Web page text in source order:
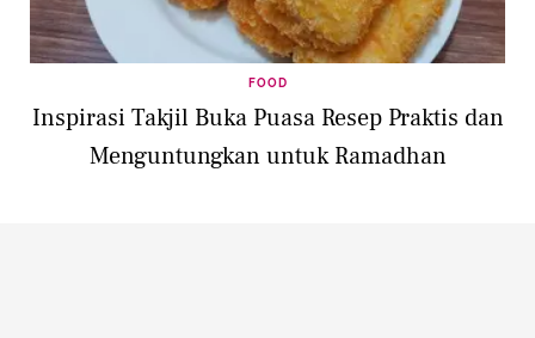
FOOD
Inspirasi Takjil Buka Puasa Resep Praktis dan
Menguntungkan untuk Ramadhan